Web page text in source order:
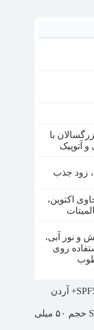
با
آتوپیک
زود جذب
اکتوین،
و نور آبی،
روی
مشخصات لوسیون ضدآفتاب کودکان SPF50+ آردن
۶. کرم ضدآفتاب کودکان بیبی فرست SPF 30 حجم ۵۰ میلی